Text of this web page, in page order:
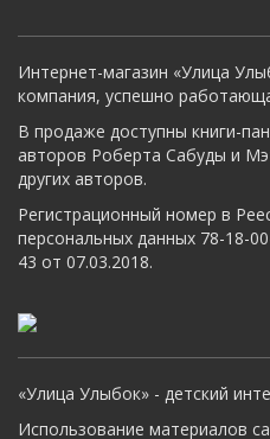
Интернет-магазин «Улица
компания, успешно
В продаже доступны книги-
авторов Роберта Сабуды и
других авторов.
Регистрационный номер в
персональных данных 78-18-
43 от 07.03.2018.
«Улица Улыбок» - детский
Использование материалов